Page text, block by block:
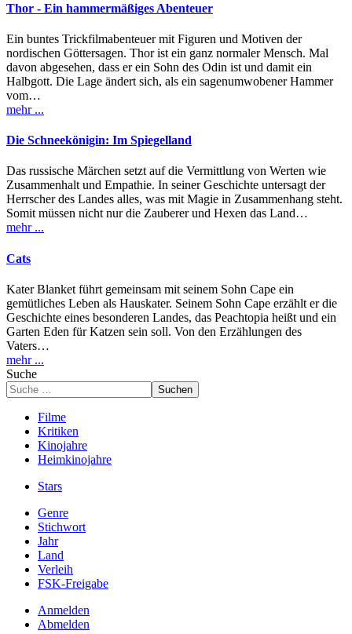
Thor - Ein hammermäßiges Abenteuer
Ein buntes Trickfilmabenteuer mit Figuren und Motiven der
nordischen Göttersagen. Thor ist ein ganz normaler Mensch. Mal
davon abgesehen, dass er ein Sohn des Odin ist und damit ein
Halbgott. Die Lage ändert sich, als ein sagenumwobener Hammer
vom…
mehr ...
Die Schneekönigin: Im Spiegelland
Das russische Märchen setzt auf die Vermittlung von Werten wie
Zusammenhalt und Empathie. In seiner Geschichte untersagt der
Herrscher des Landes alles, was mit Magie in Zusammenhang steht.
Somit müssen nicht nur die Zauberer und Hexen das Land…
mehr ...
Cats
Kater Blanket führt gemeinsam mit seinem Sohn Cape ein
gemütliches Leben als Hauskater. Seinem Sohn Cape erzählt er die
Geschichte eines besonderen Landes, das Peachtopia heißt und ein
Garten Eden für Katzen sein soll. Von den Erzählungen des
Vaters…
mehr ...
Suche
Suchen
Filme
Kritiken
Kinojahre
Heimkinojahre
Stars
Genre
Stichwort
Jahr
Land
Verleih
FSK-Freigabe
Anmelden
Abmelden